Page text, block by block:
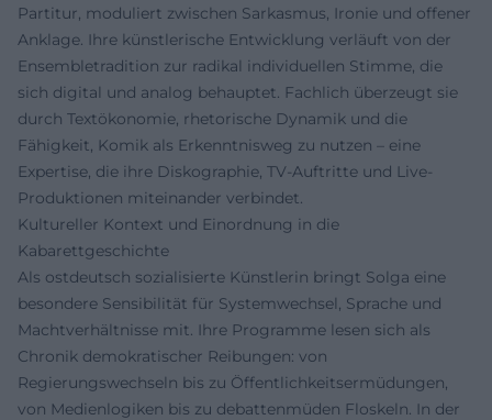
Partitur, moduliert zwischen Sarkasmus, Ironie und offener
Anklage. Ihre künstlerische Entwicklung verläuft von der
Ensembletradition zur radikal individuellen Stimme, die
sich digital und analog behauptet. Fachlich überzeugt sie
durch Textökonomie, rhetorische Dynamik und die
Fähigkeit, Komik als Erkenntnisweg zu nutzen – eine
Expertise, die ihre Diskographie, TV-Auftritte und Live-
Produktionen miteinander verbindet.
Kultureller Kontext und Einordnung in die
Kabarettgeschichte
Als ostdeutsch sozialisierte Künstlerin bringt Solga eine
besondere Sensibilität für Systemwechsel, Sprache und
Machtverhältnisse mit. Ihre Programme lesen sich als
Chronik demokratischer Reibungen: von
Regierungswechseln bis zu Öffentlichkeitsermüdungen,
von Medienlogiken bis zu debattenmüden Floskeln. In der